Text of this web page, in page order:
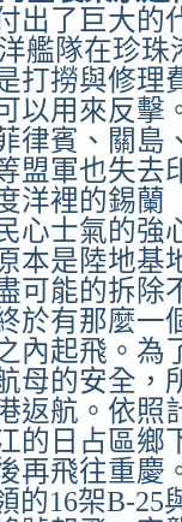
出了巨大的
艦隊在珍
打撈與修理
以用來反擊
律賓、關島
盟軍也失去
洋裡的錫蘭
心士氣的強
本是陸地基
可能的拆除
於有那麼一
內起飛。為
母的安全，
返航。依照
的日占區鄉
再飛往重慶
的16架B-25